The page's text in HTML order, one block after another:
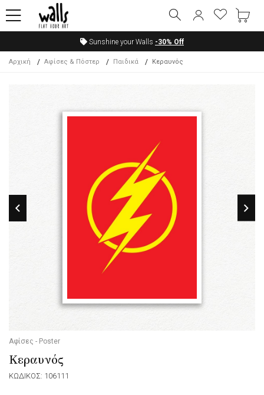
Sunshine your Walls -30% Off
Αρχική Αφίσες & Πόστερ Παιδικά Κεραυνός
Αφίσες - Poster
Κεραυνός
ΚΩΔΙΚΟΣ: 106111